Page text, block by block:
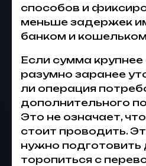
способов и
меньше задержек
банком и
Если сумма крупнее
разумно заранее
ли операция
дополнительного
Это не означает,
стоит проводить.
нужно подготовить
торопиться с